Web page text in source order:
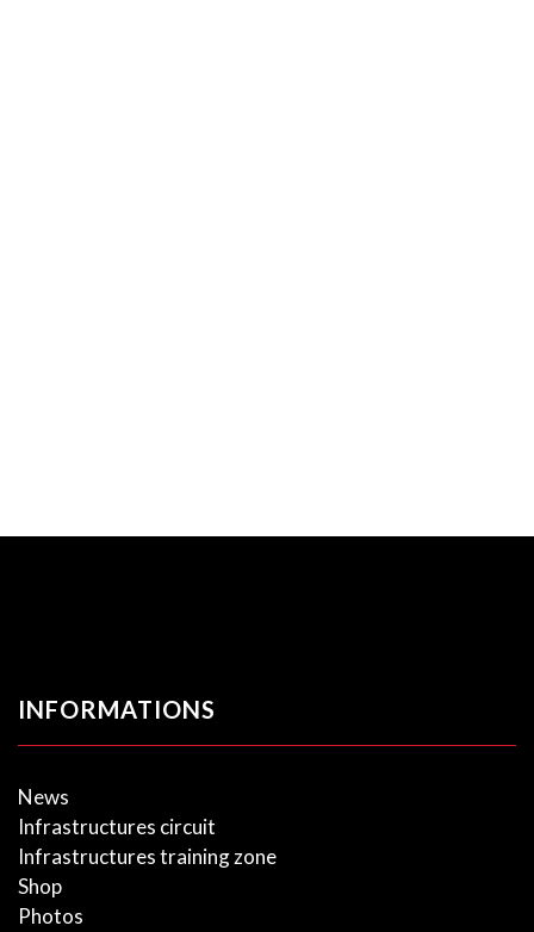
INFORMATIONS
News
Infrastructures circuit
Infrastructures training zone
Shop
Photos